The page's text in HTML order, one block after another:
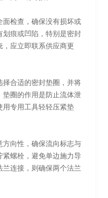
检查，确保没有损坏或
痕或凹陷，特别是密封
应立即联系供应商更
合适的密封垫圈，并将
垫圈的作用是防止流体泄
用专用工具轻轻压紧垫
向性，确保流向标志与
螺栓，避免单边施力导
连接，则确保两个法兰